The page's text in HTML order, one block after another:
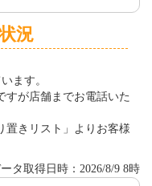
況
ます。
すが店舗までお電話いた
置きリスト」よりお客様
タ取得日時：2026/8/9 8時